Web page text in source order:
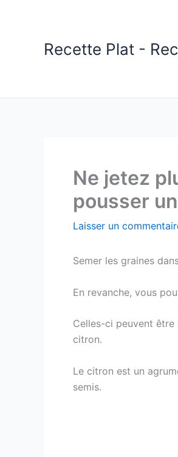
Recette Plat -
Ne jetez
pousser
Laisser un
Semer les graines
En revanche, vous
Celles-ci peuvent
citron.
Le citron est un
semis.